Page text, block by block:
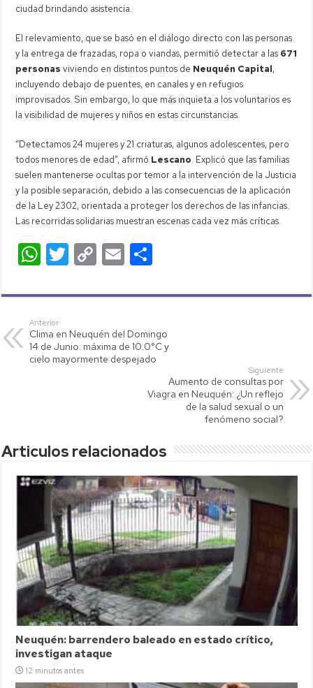
ciudad brindando asistencia.
El relevamiento, que se basó en el diálogo directo con las personas
y la entrega de frazadas, ropa o viandas, permitió detectar a las 671
personas viviendo en distintos puntos de Neuquén Capital,
incluyendo debajo de puentes, en canales y en refugios
improvisados. Sin embargo, lo que más inquieta a los voluntarios es
la visibilidad de mujeres y niños en estas circunstancias.
“Detectamos 24 mujeres y 21 criaturas, algunos adolescentes, pero
todos menores de edad”, afirmó Lescano. Explicó que las familias
suelen mantenerse ocultas por temor a la intervención de la Justicia
y la posible separación, debido a las consecuencias de la aplicación
de la Ley 2302, orientada a proteger los derechos de las infancias.
Las recorridas solidarias muestran escenas cada vez más críticas.
W
at
s
A
p
T
tt
C
p
Li
nk
E
ail m
ar
tir
Anterior
Clima en Neuquén del Domingo
14 de Junio: máxima de 10.0°C y
cielo mayormente despejado
Siguiente
Aumento de consultas por
Viagra en Neuquén: ¿Un reflejo
de la salud sexual o un
fenómeno social?
Articulos relacionados
Neuquén: barrendero baleado en estado crítico,
investigan ataque
12 minutos antes